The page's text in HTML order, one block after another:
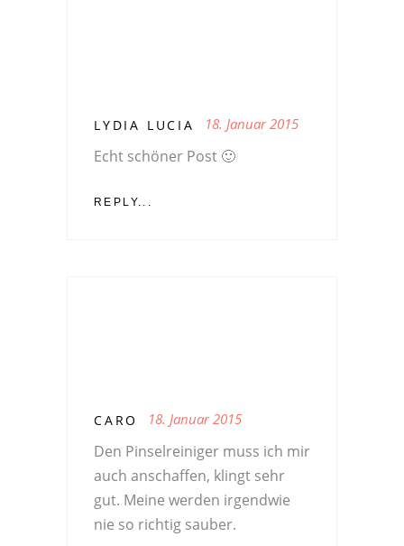
LYDIA LUCIA 18. Januar 2015
Echt schöner Post 🙂
REPLY...
CARO 18. Januar 2015
Den Pinselreiniger muss ich mir
auch anschaffen, klingt sehr
gut. Meine werden irgendwie
nie so richtig sauber.